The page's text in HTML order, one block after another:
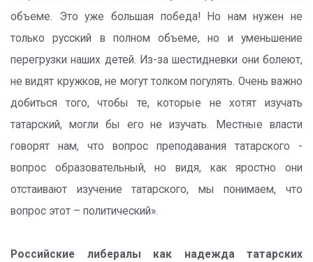
объеме. Это уже большая победа! Но нам нужен не
только русский в полном объеме, но и уменьшение
перегрузки наших детей. Из-за шестидневки они болеют,
не видят кружков, не могут толком погулять. Очень важно
добиться того, чтобы те, которые не хотят изучать
татарский, могли бы его не изучать. Местные власти
говорят нам, что вопрос преподавания татарского -
вопрос образовательный, но видя, как яростно они
отстаивают изучение татарского, мы понимаем, что
вопрос этот – политический».
Российские либералы как надежда татарских